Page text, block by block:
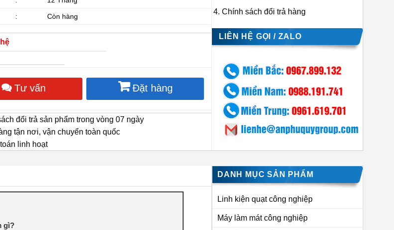
: Còn hàng
Tư vấn Đặt hàng
đổi trả sản phẩm trong vòng 07 ngày
tận nơi, vận chuyển toàn quốc
linh hoạt
Chính sách đổi trả hàng
LIÊN HỆ GỌI / ZALO
gì?
DANH MỤC SẢN PHẨM
Linh kiện quạt công nghiệp
Máy làm mát công nghiệp